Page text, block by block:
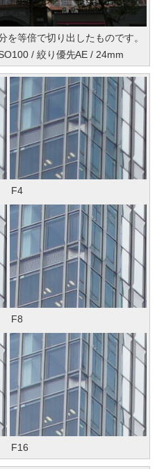
を等倍で切り出したものです。
/ 絞り優先AE / 24mm
F4
F8
F16